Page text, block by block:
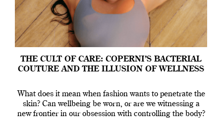
THE CULT OF CARE: COPERNI’S BACTERIAL
COUTURE AND THE ILLUSION OF WELLNESS
What does it mean when fashion wants to penetrate the
skin? Can wellbeing be worn, or are we witnessing a
new frontier in our obsession with controlling the body?